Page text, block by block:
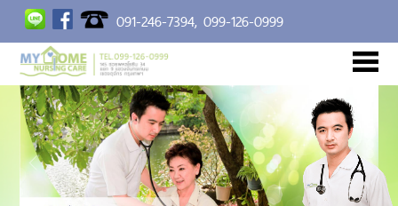
091-246-7394, 099-126-0999
หน้าแรก
การบริการ
อัตราค่าบริการ
BLOG